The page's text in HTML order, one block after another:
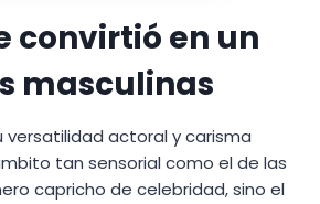
convirtió en un
masculinas
actoral y carisma
tan sensorial como el de las
capricho de celebridad, sino el